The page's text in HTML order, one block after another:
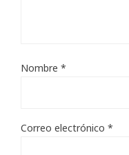
Nombre *
Correo electrónico *